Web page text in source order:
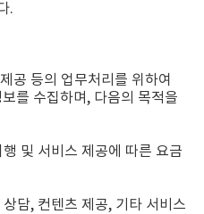
.
공 등의 업무처리를 위하여
를 수집하며, 다음의 목적을
및 서비스 제공에 따른 요금
담, 컨텐츠 제공, 기타 서비스